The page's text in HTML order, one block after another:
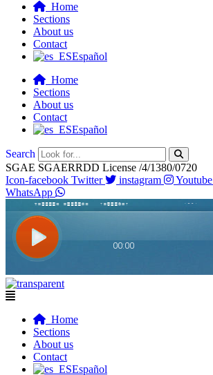
Home
Sections
About us
Contact
Español
Home
Sections
About us
Contact
Español
Search
SGAE SGAERRDD License /4/1380/0720
Icon-facebook Twitter instagram Youtube
WhatsApp
Flyout
Home
Sections
About us
Contact
Español